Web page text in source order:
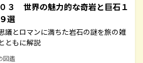
３ 世界の魅力的な奇岩と巨石１
選
議とロマンに満ちた岩石の謎を旅の雑
ともに解説
図鑑